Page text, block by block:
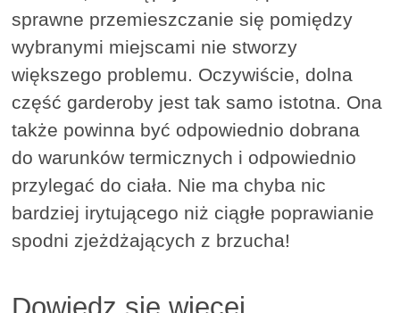
sprawne przemieszczanie się pomiędzy
wybranymi miejscami nie stworzy
większego problemu. Oczywiście, dolna
część garderoby jest tak samo istotna. Ona
także powinna być odpowiednio dobrana
do warunków termicznych i odpowiednio
przylegać do ciała. Nie ma chyba nic
bardziej irytującego niż ciągłe poprawianie
spodni zjeżdżających z brzucha!